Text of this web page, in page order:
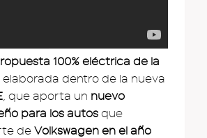
100% eléctrica de la
elaborada dentro de la nueva
, que aporta un nuevo
para los autos que
de Volkswagen en el año